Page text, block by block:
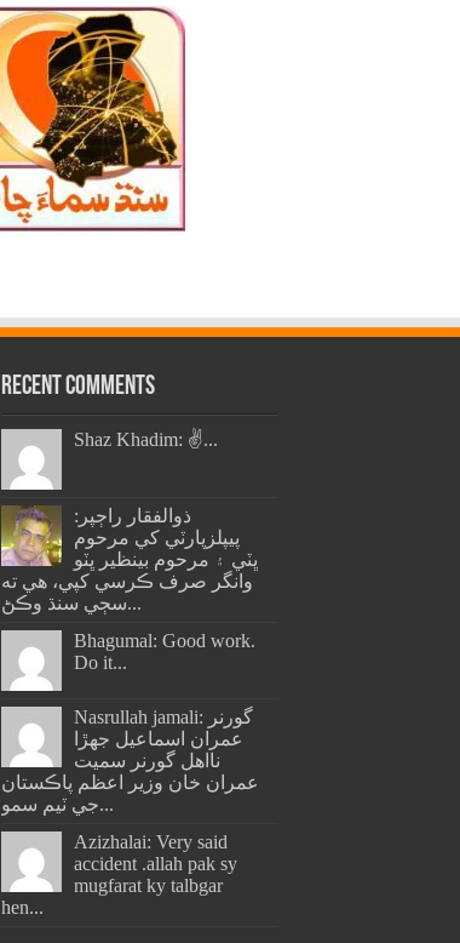
Recent Comments
Shaz Khadim: ✌️...
ذوالفقار راڄپر:
پيپلزپارٽي کي مرحوم
ڀٽي ۽ مرحوم بينظير ڀٽو
وانگر صرف ڪرسي کپي، هي ته
سڄي سنڌ وڪڻ...
Bhagumal: Good work.
Do it...
Nasrullah jamali: گورنر
عمران اسماعيل جھڙا
نااهل گورنر سميت
عمران خان وزير اعظم پاڪستان
جي ٽيم سمو...
Azizhalai: Very said
accident .allah pak sy
mugfarat ky talbgar
hen...